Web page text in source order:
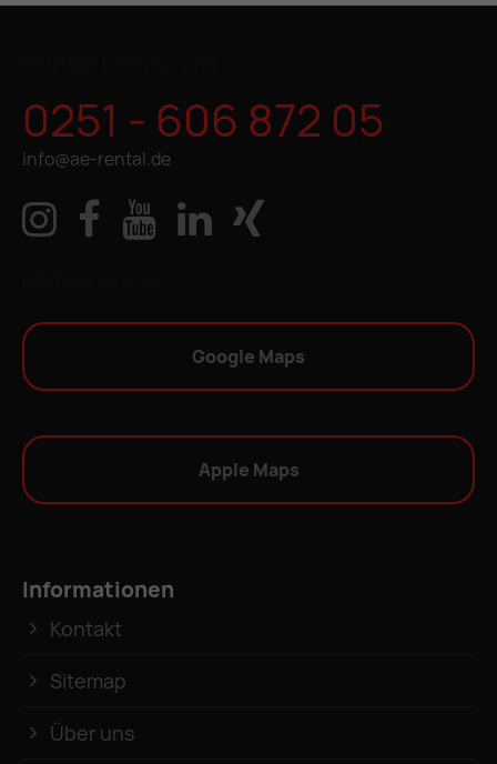
0251 - 606 872 05
info@ae-rental.de
Google Maps
Apple Maps
Informationen
Kontakt
Sitemap
Über uns